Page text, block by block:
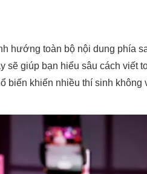
hướng toàn bộ nội dung phía
sẽ giúp bạn hiểu sâu cách viết
biến khiến nhiều thí sinh không